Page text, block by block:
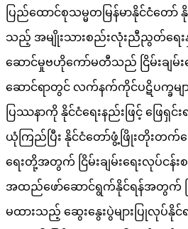
ပြည်ထောင်စုသမ္မတမြန်မာနိုင်ငံတော်
သည့် အမျိုးသားစည်းလုံးညီညွတ်ရေးနှင့်
ဆောင်မှုဗဟိုကော်မတီသည် ငြိမ်းချမ်းရ
ဆောင်ရာတွင် လက်နက်ကိုင်ပဋိပက္ခများ
ပြဿနာကို နိုင်ငံရေးနည်းဖြင့် ဖြ
ယုံကြည်ပြီး နိုင်ငံတော်ဖွံ့ဖြိုးတိုးတက်ရ
ရေးတို့အတွက် ငြိမ်းချမ်းရေးလုပ်ငန်း
အထည်ဖော်ဆောင်ရွက်နိုင်ရန်အတွက်
မထားသည့် ဆွေးနွေးပွဲများပြုလုပ်နို